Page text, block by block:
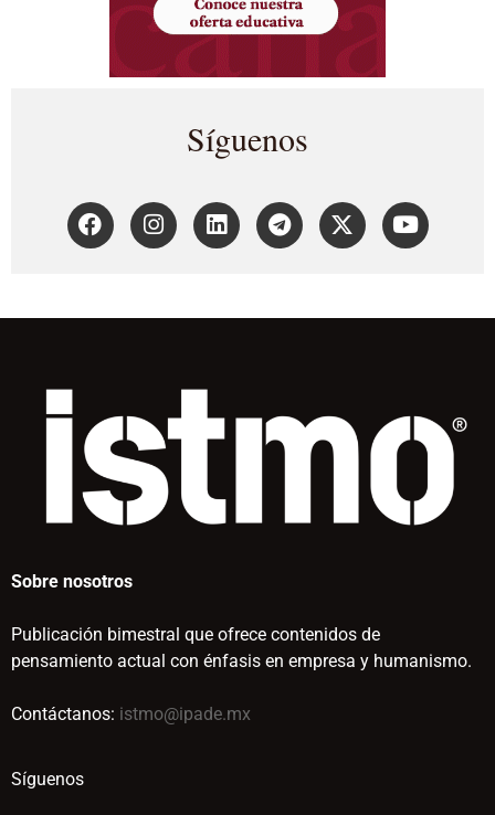
Síguenos
Sobre nosotros
Publicación bimestral que ofrece contenidos de
pensamiento actual con énfasis en empresa y humanismo.
Contáctanos: istmo@ipade.mx
Síguenos